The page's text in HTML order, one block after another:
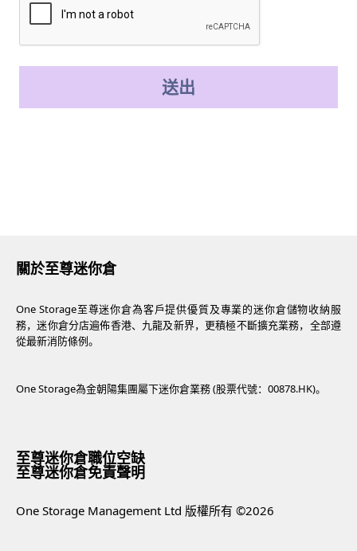
送出
關於至尊迷你倉
One Storage至尊迷你倉為客戶提供優質及專業的迷你倉儲物收納服
務，迷你倉分店遍佈香港、九龍及新界，更積極不斷擴充業務，全部遵
從最新消防條例。
One Storage為金朝陽集團屬下迷你倉業務 (股票代號：00878.HK)。
至尊迷你倉職位空缺
至尊迷你倉免責聲明
One Storage Management Ltd 版權所有 ©2026